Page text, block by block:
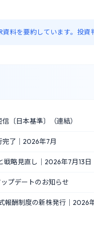
料を要約しています。投
〔日本基準〕（連結）
完了｜2026年7月
略見直し｜2026年7月13日
プデートのお知らせ
報酬制度の新株発行｜2026